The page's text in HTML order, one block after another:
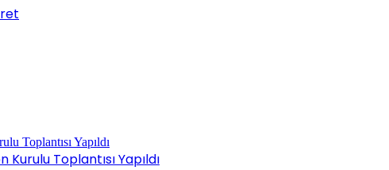
Toplantısı Yapıldı